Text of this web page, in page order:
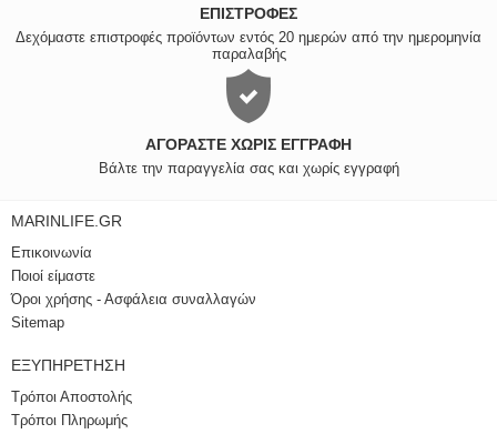
ΕΠΙΣΤΡΟΦΈΣ
Δεχόμαστε επιστροφές προϊόντων εντός 20 ημερών από την ημερομηνία
παραλαβής
ΑΓΟΡΆΣΤΕ ΧΩΡΊΣ ΕΓΓΡΑΦΉ
Βάλτε την παραγγελία σας και χωρίς εγγραφή
MARINLIFE.GR
Επικοινωνία
Ποιοί είμαστε
Όροι χρήσης - Ασφάλεια συναλλαγών
Sitemap
ΕΞΥΠΗΡΈΤΗΣΗ
Τρόποι Αποστολής
Τρόποι Πληρωμής